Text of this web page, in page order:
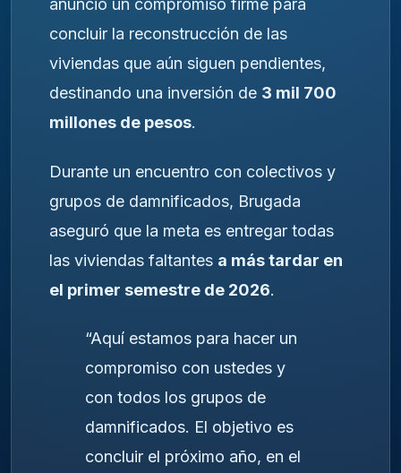
anunció un compromiso firme para
concluir la reconstrucción de las
viviendas que aún siguen pendientes,
destinando una inversión de 3 mil 700
millones de pesos.
Durante un encuentro con colectivos y
grupos de damnificados, Brugada
aseguró que la meta es entregar todas
las viviendas faltantes a más tardar en
el primer semestre de 2026.
“Aquí estamos para hacer un
compromiso con ustedes y
con todos los grupos de
damnificados. El objetivo es
concluir el próximo año, en el